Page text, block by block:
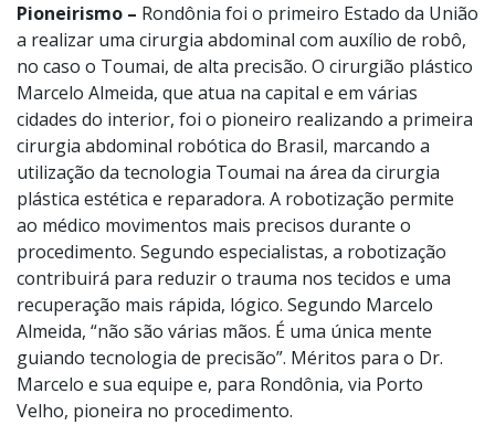
Pioneirismo – Rondônia foi o primeiro Estado da União
a realizar uma cirurgia abdominal com auxílio de robô,
no caso o Toumai, de alta precisão. O cirurgião plástico
Marcelo Almeida, que atua na capital e em várias
cidades do interior, foi o pioneiro realizando a primeira
cirurgia abdominal robótica do Brasil, marcando a
utilização da tecnologia Toumai na área da cirurgia
plástica estética e reparadora. A robotização permite
ao médico movimentos mais precisos durante o
procedimento. Segundo especialistas, a robotização
contribuirá para reduzir o trauma nos tecidos e uma
recuperação mais rápida, lógico. Segundo Marcelo
Almeida, “não são várias mãos. É uma única mente
guiando tecnologia de precisão”. Méritos para o Dr.
Marcelo e sua equipe e, para Rondônia, via Porto
Velho, pioneira no procedimento.